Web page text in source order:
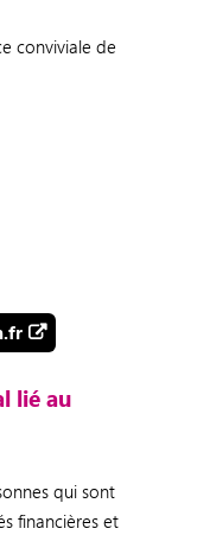
conviviale de
lié au
qui sont
financières et